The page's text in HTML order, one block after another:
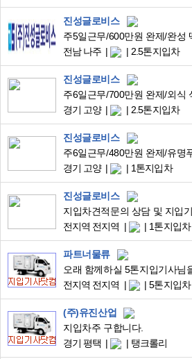
진성글로비스
전남 나주
2.5톤지입차
진성글로비스
경기 고양
2.5톤지입차
진성글로비스
경기 고양
1톤지입차
진성글로비스
전지역 전지역
1톤지입차
파트너물류
전지역 전지역
5톤지입차
(주)유진산업
지입차주 구합니다.
경기 평택
탱크롤리